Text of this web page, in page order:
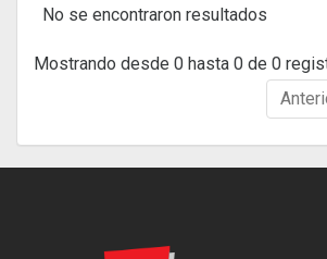
No se encontraron resultados
Mostrando desde 0 hasta 0 de 0